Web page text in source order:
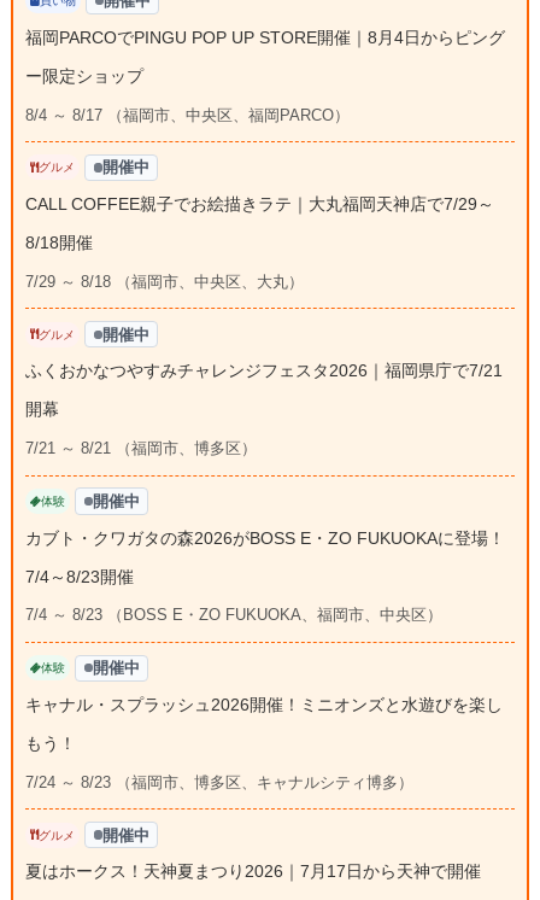
福岡PARCOでPINGU POP UP STORE開催｜8月4日からピング
ー限定ショップ
8/4 ～ 8/17 （福岡市、中央区、福岡PARCO）
グルメ 開催中
CALL COFFEE親子でお絵描きラテ｜大丸福岡天神店で7/29～
8/18開催
7/29 ～ 8/18 （福岡市、中央区、大丸）
グルメ 開催中
ふくおかなつやすみチャレンジフェスタ2026｜福岡県庁で7/21
開幕
7/21 ～ 8/21 （福岡市、博多区）
体験 開催中
カブト・クワガタの森2026がBOSS E・ZO FUKUOKAに登場！
7/4～8/23開催
7/4 ～ 8/23 （BOSS E・ZO FUKUOKA、福岡市、中央区）
体験 開催中
キャナル・スプラッシュ2026開催！ミニオンズと水遊びを楽し
もう！
7/24 ～ 8/23 （福岡市、博多区、キャナルシティ博多）
グルメ 開催中
夏はホークス！天神夏まつり2026｜7月17日から天神で開催